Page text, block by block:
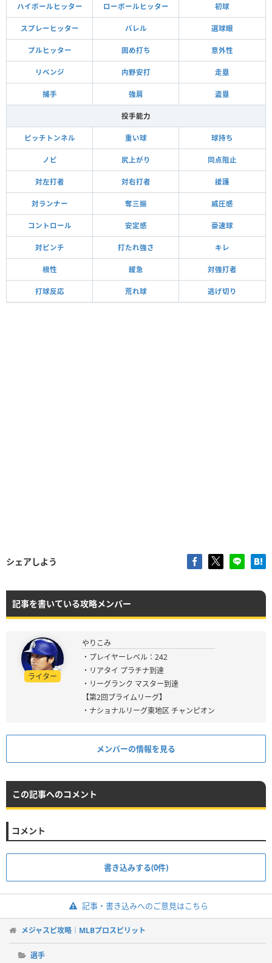
ハイボールヒッター ローボールヒッター 初球
スプレーヒッター バレル 選球眼
プルヒッター 固め打ち 意外性
リベンジ 内野安打 走塁
捕手 強肩 盗塁
投手能力
ピッチトンネル 重い球 球持ち
ノビ 尻上がり 同点阻止
対左打者 対右打者 援護
対ランナー 奪三振 威圧感
コントロール 安定感 豪速球
対ピンチ 打たれ強さ キレ
根性 緩急 対強打者
打球反応 荒れ球 逃げ切り
シェアしよう
記事を書いている攻略メンバー
ライター
やりこみ
・プレイヤーレベル：242
・リアタイ プラチナ到達
・リーグランク マスター到達
【第2回プライムリーグ】
・ナショナルリーグ東地区 チャンピオン
メンバーの情報を見る
この記事へのコメント
コメント
書き込みする(0件)
記事・書き込みへのご意見はこちら
メジャスピ攻略｜MLBプロスピリット
選手